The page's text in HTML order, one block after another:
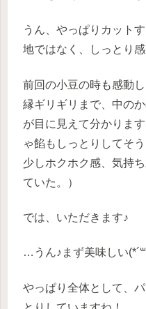
うん、やっぱりカット
地ではなく、しっとり
前回の小豆の時も感動
縁ギリギリまで、中の
が目に見えて分かりま
ゃ餡もしっとりしてそ
少しホクホク感、気持
ていた。）
では、いただきます♪
…うん♪まず美味しい
やっぱり全体として、